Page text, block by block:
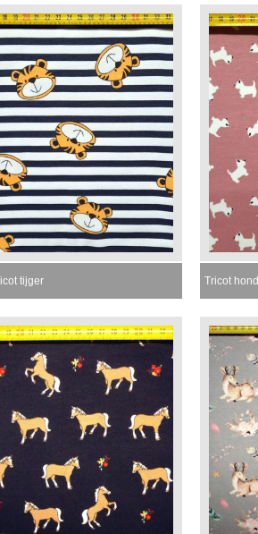
tijger Tricot hond